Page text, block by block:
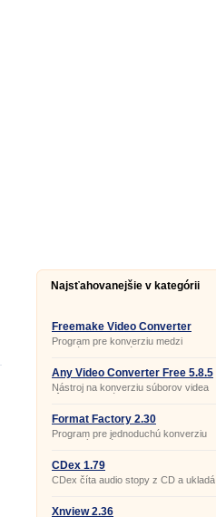
Najsťahovanejšie v kategórii
Freemake Video Converter
4.1.9.12
Program pre konverziu medzi
populárnymi formátmi videa (dvd,
3g2, flv, swf,…), tvorbu prezentácií
snímok a hudobných vizualizácií.
Any Video Converter Free 5.8.5
Nástroj na konverziu súborov videa
rôznych formátov (AVI, FLV, MOV,
QT, WMV) do formátov AVI, WMV,
MPG, MP4, MKV, SWF, FLV.
Format Factory 2.30
Program pre jednoduchú konverziu
zvukových súborov
súborov videa
(MP4/3GP/MPG/AVI/WMV/FLV/SWF).
CDex 1.79
CDex číta audio stopy z CD a ukladá
ich na disk vo formátoch WAV, MP2,
Xnview 2.36